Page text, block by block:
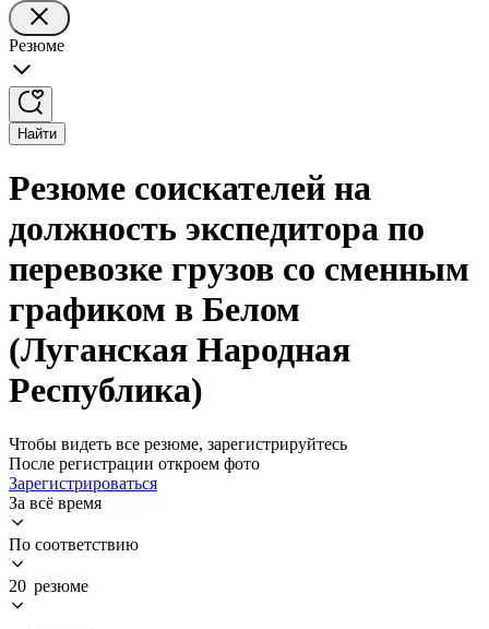
Резюме
Найти
Резюме соискателей на
должность экспедитора по
перевозке грузов со сменным
графиком в Белом
(Луганская Народная
Республика)
Чтобы видеть все резюме, зарегистрируйтесь
После регистрации откроем фото
Зарегистрироваться
За всё время
По соответствию
20 резюме